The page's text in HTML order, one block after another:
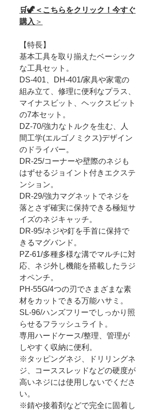
🛒🦖＜こちらをクリック！今すぐ
購入 ＞
【特長】
基本工具を取り揃えたベーシック
な工具セット。
DS-401、DH-401/家具や家電の
組み立て、修理に便利なプラス、
マイナスビット、ヘックスビット
の7本セット。
DZ-70/強力なトルクを生む、人
間工学(エルゴノミクス)デザイン
のドライバー。
DR-25/コーナーや壁際のネジも
はずせるジョイント付きエクステ
ンション。
DR-29/強力マグネットでネジを
落とさず確実に保持できる極短サ
イズのネジキャッチ。
DR-95/ネジや釘を手首に保持で
きるマグバンド。
PZ-61/多種多様な溝でマルチに対
応、ネジ外し機能を搭載したラジ
オペンチ。
PH-55G/4つの刃でさまざまな素
材をカットできる万能ハサミ。
SL-96/ハンズフリーでしっかり照
らせるフラッシュライト。
専用ハードケース/整理、管理が
しやすく収納に便利。
※タッピングネジ、ドリリングネ
ジ、コーススレッドなどの硬度が
高いネジには使用しないでくださ
い。
※錆や接着剤などで完全に固着し